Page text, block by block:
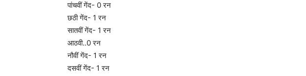
पांचवीं गेंद- 0 रन
छठी गेंद- 1 रन
सातवीं गेंद- 1 रन
आठवी..0 रन
नौवीं गेंद- 1 रन
दसवीं गेंद- 1 रन